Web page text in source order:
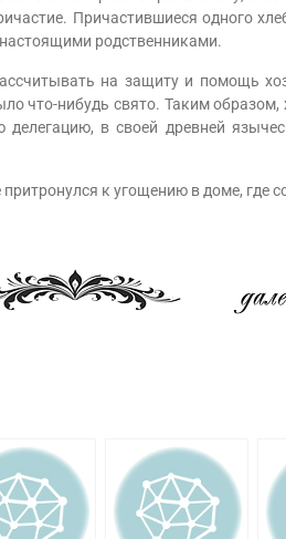
Причастившиеся одного
родственниками.
на защиту и помощь
что-нибудь свято. Таким образом,
в своей древней
к угощению в доме, где